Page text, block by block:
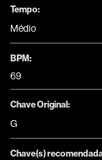
Tempo:
Médio
BPM:
69
Chave Original:
G
Chave(s)